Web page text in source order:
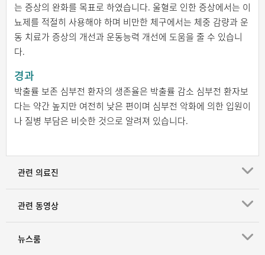
는 증상의 완화를 목표로 하였습니다. 울혈로 인한 증상에서는 이
뇨제를 적절히 사용해야 하며 비만한 체구에서는 체중 감량과 운
동 치료가 증상의 개선과 운동능력 개선에 도움을 줄 수 있습니
다.
경과
박출률 보존 심부전 환자의 생존율은 박출률 감소 심부전 환자보
다는 약간 높지만 여전히 낮은 편이며 심부전 악화에 의한 입원이
나 질병 부담은 비슷한 것으로 알려져 있습니다.
관련 의료진
관련 동영상
뉴스룸